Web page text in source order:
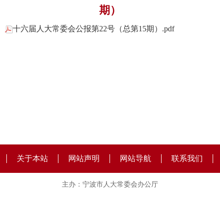
期）
十六届人大常委会公报第22号（总第15期）.pdf
关于本站 网站声明 网站导航 联系我们
主办：宁波市人大常委会办公厅